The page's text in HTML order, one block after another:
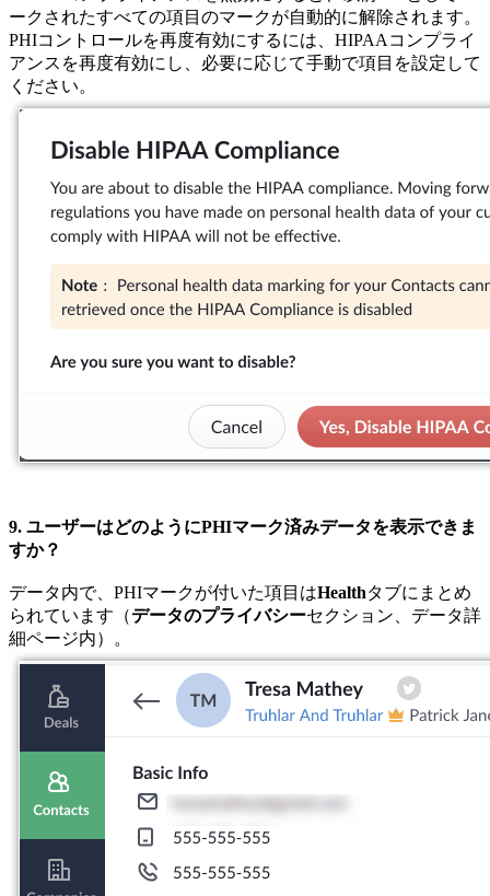
ークされたすべての項目のマークが自動的に解除されます。
PHIコントロールを再度有効にするには、HIPAAコンプライ
アンスを再度有効にし、必要に応じて手動で項目を設定して
ください。
9. ユーザーはどのようにPHIマーク済みデータを表示できま
すか？
データ内で、PHIマークが付いた項目はHealthタブにまとめ
られています（データのプライバシーセクション、データ詳
細ページ内）。